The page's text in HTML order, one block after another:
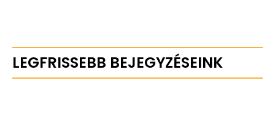
LEGFRISSEBB BEJEGYZÉSEINK